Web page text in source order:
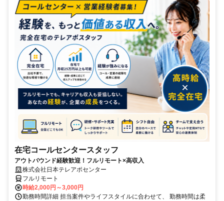
在宅コールセンタースタッフ
アウトバウンド経験歓迎！フルリモート×高収入
株式会社日本テレアポセンター
フルリモート
時給2,000円～3,000円
勤務時間詳細 担当案件やライフスタイルに合わせて、 勤務時間は柔